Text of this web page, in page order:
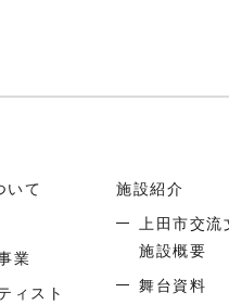
いて
業
ィスト
施設紹介
上田市交流
施設概要
舞台資料